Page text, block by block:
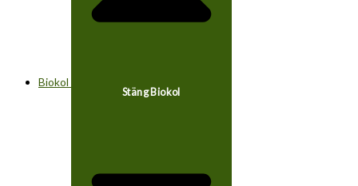
Biokol
Stäng Biokol